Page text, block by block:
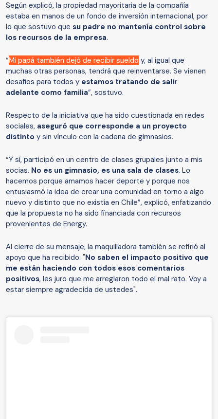
Según explicó, la propiedad mayoritaria de la compañía
estaba en manos de un fondo de inversión internacional, por
lo que sostuvo que su padre no mantenía control sobre
los recursos de la empresa.
“Mi papá también dejó de recibir sueldo y, al igual que
muchas otras personas, tendrá que reinventarse. Se vienen
desafíos para todos y estamos tratando de salir
adelante como familia”, sostuvo.
Respecto de la iniciativa que ha sido cuestionada en redes
sociales, aseguró que corresponde a un proyecto
distinto y sin vínculo con la cadena de gimnasios.
“Y sí, participó en un centro de clases grupales junto a mis
socias. No es un gimnasio, es una sala de clases. Lo
hacemos porque amamos hacer deporte y porque nos
entusiasmó la idea de crear una comunidad en torno a algo
nuevo y distinto que no existía en Chile”, explicó, enfatizando
que la propuesta no ha sido financiada con recursos
provenientes de Energy.
Al cierre de su mensaje, la maquilladora también se refirió al
apoyo que ha recibido: "No saben el impacto positivo que
me están haciendo con todos esos comentarios
positivos, les juro que me arreglaron todo el mal rato. Voy a
estar siempre agradecida de ustedes".